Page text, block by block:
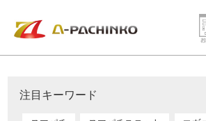
注目キーワード